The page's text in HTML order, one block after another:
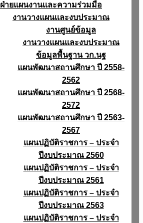
ฝ่ายแผนงานเเละความร่วมมือ
งานวางแผนเเละงบประมาณ
งานศูนย์ข้อมูล
งานวางแผนและงบประมาณ
ข้อมูลพื้นฐาน วก.นฐ
แผนพัฒนาสถานศึกษา ปี 2558-
2562
แผนพัฒนาสถานศึกษา ปี 2568-
2572
แผนพัฒนาสถานศึกษา ปี 2563-
2567
แผนปฏิบัติราชการ – ประจำ
ปีงบประมาณ 2560
แผนปฏิบัติราชการ – ประจำ
ปีงบประมาณ 2561
แผนปฏิบัติราชการ – ประจำ
ปีงบประมาณ 2563
แผนปฏิบัติราชการ – ประจำ